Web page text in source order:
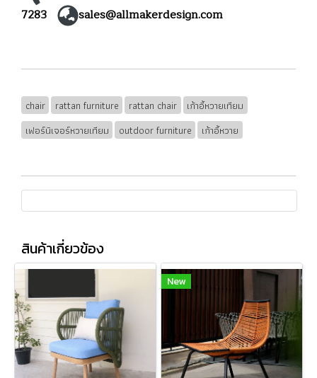
7283
sales@allmakerdesign.com
chair rattan furniture rattan chair
เก้าอี้หวายเทียม
เฟอร์นิเจอร์หวายเทียม
outdoor furniture เก้าอี้หวาย
สินค้าเกี่ยวข้อง
New